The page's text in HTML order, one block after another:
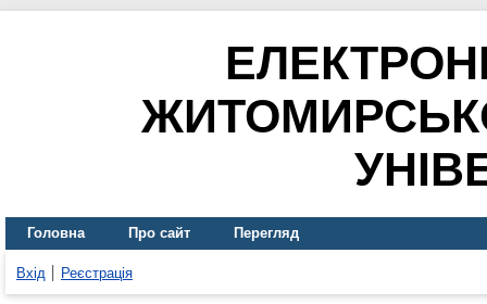
Головна Про сайт Перегляд
Вхід Реєстрація